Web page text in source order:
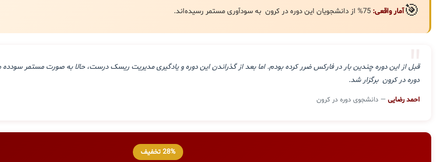
🎯آمار واقعی:
"
قبل از این دوره چندین بار در فارکس ضرر کرده بودم. اما بعد از گذراندن این دوره و یادگیری مدیریت ریسک درست، حالا به صورت مستمر
دوره در کرون برگزار شد.
احمد رضایی — دانشجوی دوره در کرون
28% تخفیف